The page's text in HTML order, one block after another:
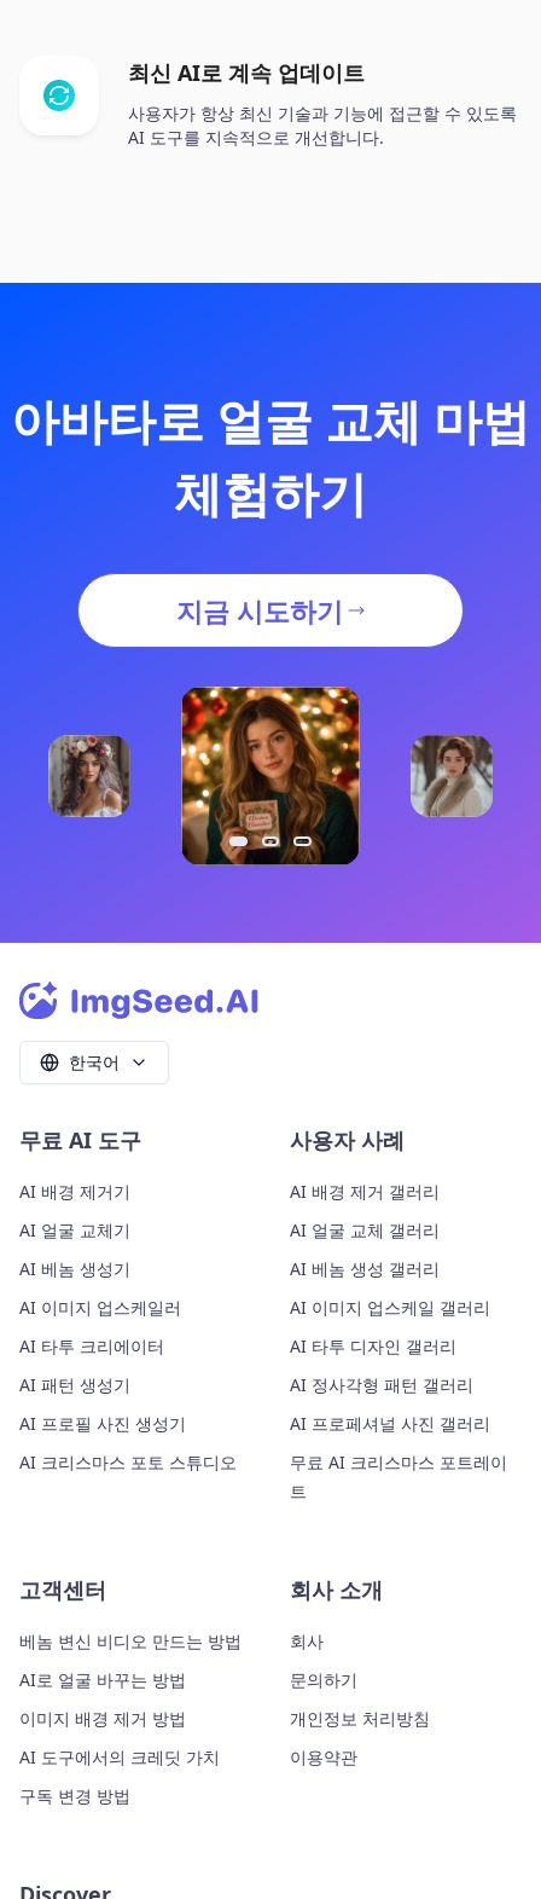
최신 AI로 계속 업데이트
사용자가 항상 최신 기술과 기능에 접근할 수 있도록
AI 도구를 지속적으로 개선합니다.
아바타로 얼굴 교체 마법
체험하기
지금 시도하기
한국어
무료 AI 도구
AI 배경 제거기
AI 얼굴 교체기
AI 베놈 생성기
AI 이미지 업스케일러
AI 타투 크리에이터
AI 패턴 생성기
AI 프로필 사진 생성기
AI 크리스마스 포토 스튜디오
사용자 사례
AI 배경 제거 갤러리
AI 얼굴 교체 갤러리
AI 베놈 생성 갤러리
AI 이미지 업스케일 갤러리
AI 타투 디자인 갤러리
AI 정사각형 패턴 갤러리
AI 프로페셔널 사진 갤러리
무료 AI 크리스마스 포트레이
트
고객센터
베놈 변신 비디오 만드는 방법
AI로 얼굴 바꾸는 방법
이미지 배경 제거 방법
AI 도구에서의 크레딧 가치
구독 변경 방법
회사 소개
회사
문의하기
개인정보 처리방침
이용약관